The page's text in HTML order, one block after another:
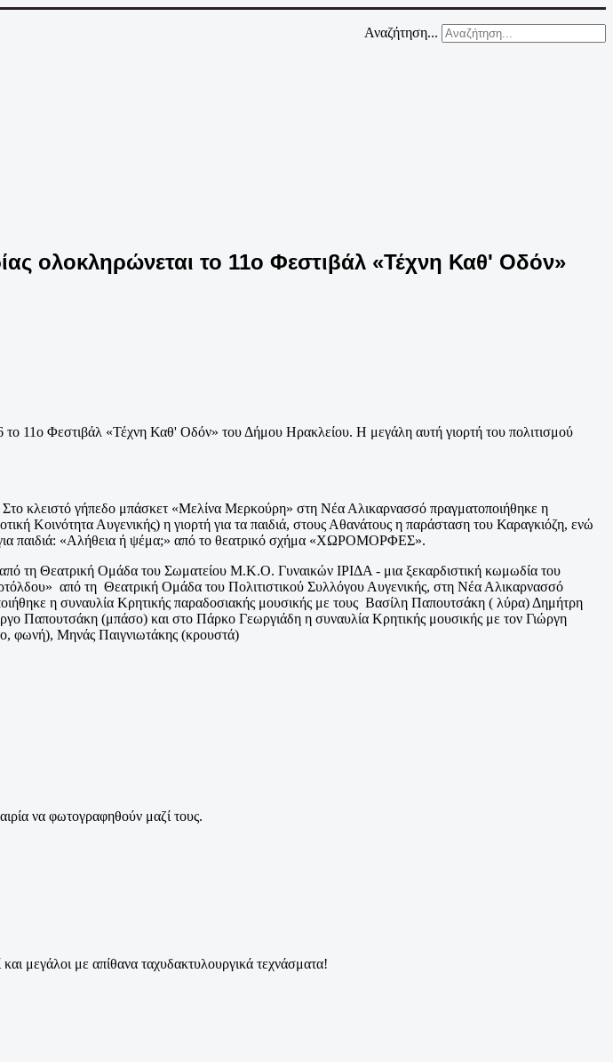
Αναζήτηση...
ολοκληρώνεται το 11ο Φεστιβάλ «Τέχνη Καθ' Οδόν»
το 11ο Φεστιβάλ «Τέχνη Καθ' Οδόν» του Δήμου Ηρακλείου. Η μεγάλη αυτή γιορτή του πολιτισμού
κλειστό γήπεδο μπάσκετ «Μελίνα Μερκούρη» στη Νέα Αλικαρνασσό πραγματοποιήθηκε η
Κοινότητα Αυγενικής) η γιορτή για τα παιδιά, στους Αθανάτους η παράσταση του Καραγκιόζη, ενώ
για παιδιά: «Αλήθεια ή ψέμα;» από το θεατρικό σχήμα «ΧΩΡΟΜΟΡΦΕΣ».
τη Θεατρική Ομάδα του Σωματείου Μ.Κ.Ο. Γυναικών ΙΡΙΔΑ - μια ξεκαρδιστική κωμωδία του
από τη Θεατρική Ομάδα του Πολιτιστικού Συλλόγου Αυγενικής, στη Νέα Αλικαρνασσό
η συναυλία Κρητικής παραδοσιακής μουσικής με τους Βασίλη Παπουτσάκη ( λύρα) Δημήτρη
Παπουτσάκη (μπάσο) και στο Πάρκο Γεωργιάδη η συναυλία Κρητικής μουσικής με τον Γιώργη
φωνή), Μηνάς Παιγνιωτάκης (κρουστά)
να φωτογραφηθούν μαζί τους.
μεγάλοι με απίθανα ταχυδακτυλουργικά τεχνάσματα!